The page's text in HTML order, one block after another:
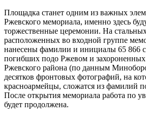
Площадка станет одним из важных
Ржевского мемориала, именно здесь
торжественные церемонии. На
расположенных во входной группе
нанесены фамилии и инициалы 65 866
погибших подо Ржевом и захороненных
Ржевского района (по данным
десятков фронтовых фотографий, на
красноармейцы, сложатся из фамилий
После открытия мемориала работа по
будет продолжена.